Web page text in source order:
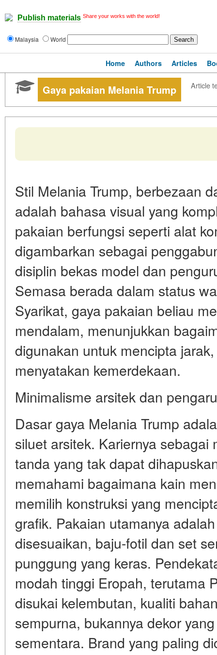
Publish materials Share your works with the world!
Malaysia World
Home Authors Articles
Gaya pakaian Melania Trump Article
Stil Melania Trump, berbezaan
adalah bahasa visual yang
pakaian berfungsi seperti alat
digambarkan sebagai
disiplin bekas model dan
Semasa berada dalam status
Syarikat, gaya pakaian beliau
mendalam, menunjukkan
digunakan untuk mencipta
menyatakan kemerdekaan.
Minimalisme arsitek dan
Dasar gaya Melania Trump
siluet arsitek. Kariernya
tanda yang tak dapat
memahami bagaimana kain
memilih konstruksi yang
grafik. Pakaian utamanya
disesuaikan, baju-fotil dan set
punggung yang keras.
modah tinggi Eropah, terutama
disukai kelembutan, kualiti
sempurna, bukannya dekor
sementara. Brand yang paling